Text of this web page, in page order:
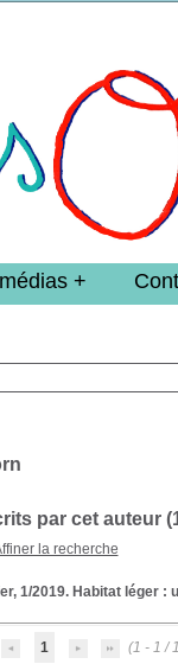
par cet auteur (
la recherche
1/2019. Habitat léger
1 (1 - 1 /